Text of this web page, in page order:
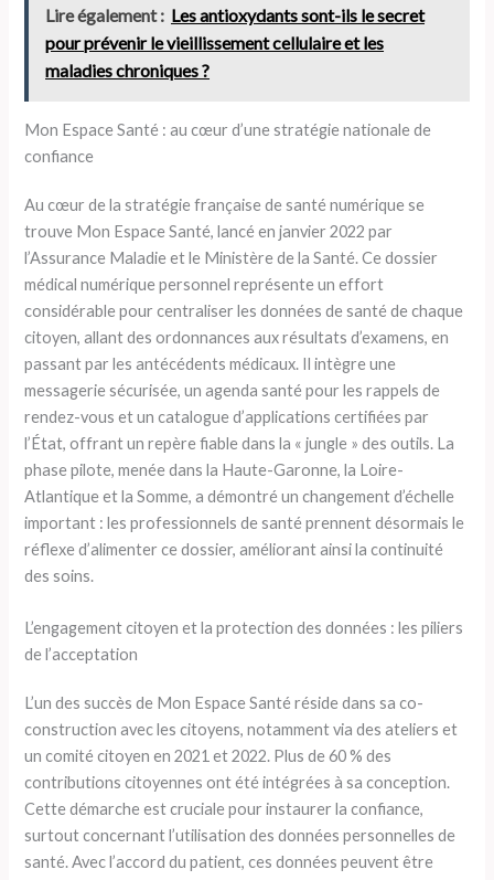
Lire également : Les antioxydants sont-ils le secret
pour prévenir le vieillissement cellulaire et les
maladies chroniques ?
Mon Espace Santé : au cœur d’une stratégie nationale de
confiance
Au cœur de la stratégie française de santé numérique se
trouve Mon Espace Santé, lancé en janvier 2022 par
l’Assurance Maladie et le Ministère de la Santé. Ce dossier
médical numérique personnel représente un effort
considérable pour centraliser les données de santé de chaque
citoyen, allant des ordonnances aux résultats d’examens, en
passant par les antécédents médicaux. Il intègre une
messagerie sécurisée, un agenda santé pour les rappels de
rendez-vous et un catalogue d’applications certifiées par
l’État, offrant un repère fiable dans la « jungle » des outils. La
phase pilote, menée dans la Haute-Garonne, la Loire-
Atlantique et la Somme, a démontré un changement d’échelle
important : les professionnels de santé prennent désormais le
réflexe d’alimenter ce dossier, améliorant ainsi la continuité
des soins.
L’engagement citoyen et la protection des données : les piliers
de l’acceptation
L’un des succès de Mon Espace Santé réside dans sa co-
construction avec les citoyens, notamment via des ateliers et
un comité citoyen en 2021 et 2022. Plus de 60 % des
contributions citoyennes ont été intégrées à sa conception.
Cette démarche est cruciale pour instaurer la confiance,
surtout concernant l’utilisation des données personnelles de
santé. Avec l’accord du patient, ces données peuvent être